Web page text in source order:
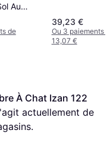
Au
cm
de
39,23 €
Ou 3 paiements
13,07 €
À Chat Izan 122
actuellement de